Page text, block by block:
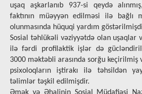
uşaq aşkarlanıb 937-si qeydə
faktının müəyyən edilməsi ilə bağlı
olunmasında hüquqi yardım
Sosial təhlükəli vəziyyətdə olan uşaqlar
ilə fərdi profilaktik işlər də
3000 məktəbli arasında sorğu keçirilmiş
psixoloqların iştirakı ilə təhsildən
təlimlər təşkil edilmişdir.